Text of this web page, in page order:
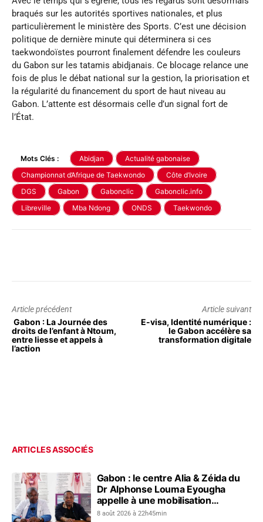
braqués sur les autorités sportives nationales, et plus
particulièrement le ministère des Sports. C’est une décision
politique de dernière minute qui déterminera si ces
taekwondoïstes pourront finalement défendre les couleurs
du Gabon sur les tatamis abidjanais. Ce blocage relance une
fois de plus le débat national sur la gestion, la priorisation et
la régularité du financement du sport de haut niveau au
Gabon. L’attente est désormais celle d’un signal fort de
l’État.
Mots Clés : Abidjan
Actualité gabonaise
Championnat d’Afrique de Taekwondo
Côte d’Ivoire
DGS
Gabon Gabonclic
Gabonclic.info
Libreville
Mba Ndong ONDS Taekwondo
Article précédent
Gabon : La Journée des
droits de l’enfant à Ntoum,
entre liesse et appels à
l’action
Article suivant
E-visa, Identité numérique :
le Gabon accélère sa
transformation digitale
ARTICLES ASSOCIÉS
Gabon : le centre Alia & Zéida du
Dr Alphonse Louma Eyougha
appelle à une mobilisation
collective contre les addictions
8 août 2026 à 22h45min